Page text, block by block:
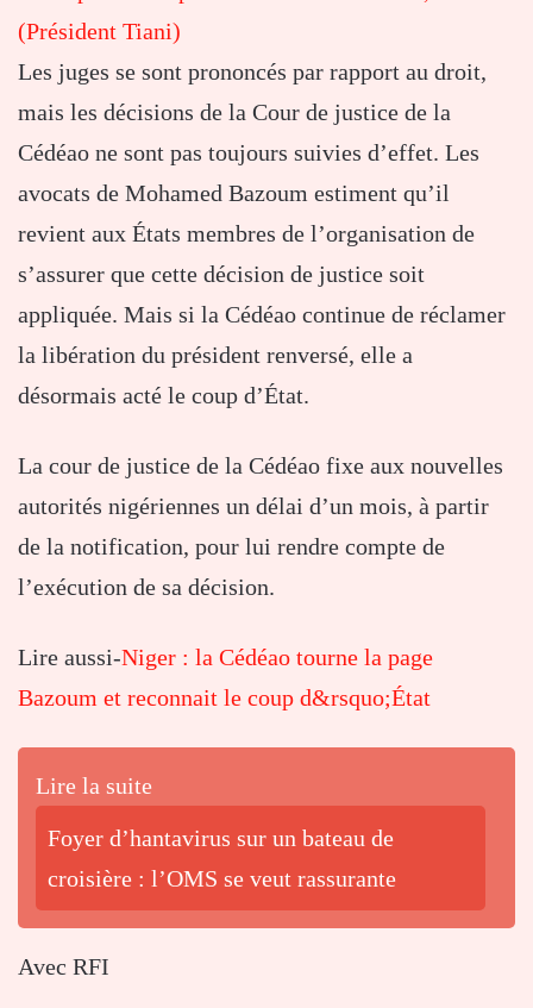
(Président Tiani)
Les juges se sont prononcés par rapport au droit,
mais les décisions de la Cour de justice de la
Cédéao ne sont pas toujours suivies d’effet. Les
avocats de Mohamed Bazoum estiment qu’il
revient aux États membres de l’organisation de
s’assurer que cette décision de justice soit
appliquée. Mais si la Cédéao continue de réclamer
la libération du président renversé, elle a
désormais acté le coup d’État.
La cour de justice de la Cédéao fixe aux nouvelles
autorités nigériennes un délai d’un mois, à partir
de la notification, pour lui rendre compte de
l’exécution de sa décision.
Lire aussi-Niger : la Cédéao tourne la page
Bazoum et reconnait le coup d&rsquo;État
Lire la suite
Foyer d’hantavirus sur un bateau de
croisière : l’OMS se veut rassurante
Avec RFI